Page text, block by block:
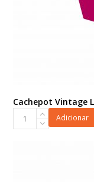
Cachepot Vintage
Cachepot
Adicionar